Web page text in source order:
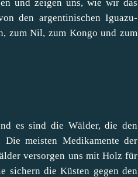
und zeigen uns, wie wir das
den argentinischen Iguazu-
zum Nil, zum Kongo und zum
es sind die Wälder, die den
meisten Medikamente der
versorgen uns mit Holz für
sichern die Küsten gegen den